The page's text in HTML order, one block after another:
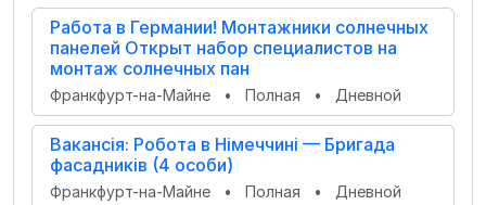
Работа в Германии! Монтажники солнечных
панелей Открыт набор специалистов на
монтаж солнечных пан
Франкфурт-на-Майне • Полная • Дневной
Вакансія: Робота в Німеччині — Бригада
фасадників (4 особи)
Франкфурт-на-Майне • Полная • Дневной